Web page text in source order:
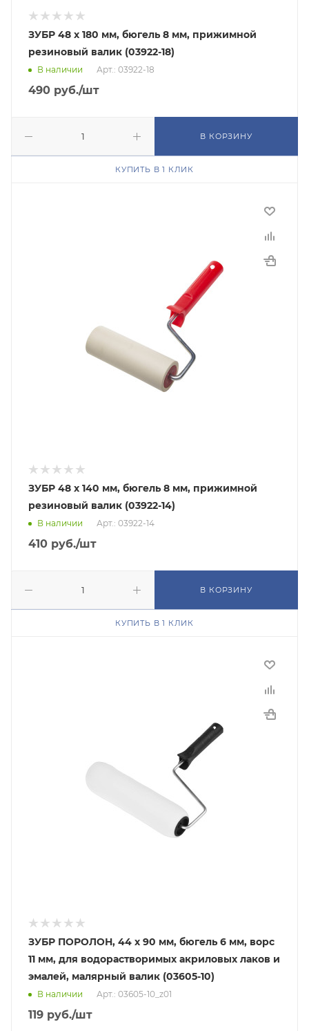
ЗУБР 48 x 180 мм, бюгель 8 мм, прижимной
резиновый валик (03922-18)
В наличии Арт.: 03922-18
490 руб./шт
В КОРЗИНУ
КУПИТЬ В 1 КЛИК
ЗУБР 48 х 140 мм, бюгель 8 мм, прижимной
резиновый валик (03922-14)
В наличии Арт.: 03922-14
410 руб./шт
В КОРЗИНУ
КУПИТЬ В 1 КЛИК
ЗУБР ПОРОЛОН, 44 х 90 мм, бюгель 6 мм, ворс
11 мм, для водорастворимых акриловых лаков и
эмалей, малярный валик (03605-10)
В наличии Арт.: 03605-10_z01
119 руб./шт